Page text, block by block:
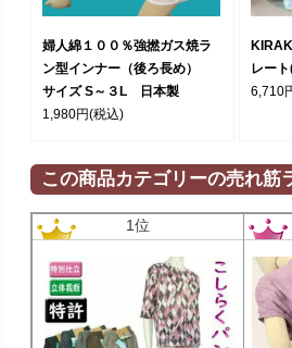
婦人綿１００％強撚ガス焼ラ
ン型インナー（後ろ長め）
サイズ S～３L 日本製
1,980円(税込)
レー
6,710
この商品カテゴリーの売れ筋
1位